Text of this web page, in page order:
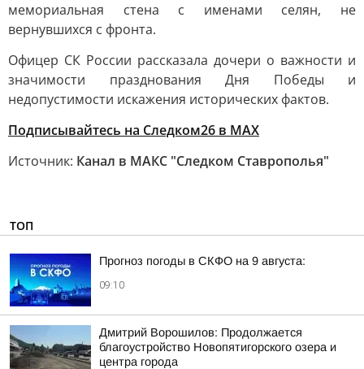
мемориальная стена с именами селян, не
вернувшихся с фронта.
Офицер СК России рассказала дочери о важности и
значимости празднования Дня Победы и
недопустимости искажения исторических фактов.
Подписывайтесь на Следком26 в МАХ
Источник: Канал в МАКС "Следком Ставрополья"
ТОП
Прогноз погоды в СКФО на 9 августа:
09:10
Дмитрий Ворошилов: Продолжается
благоустройство Новопятигорского озера и
центра города